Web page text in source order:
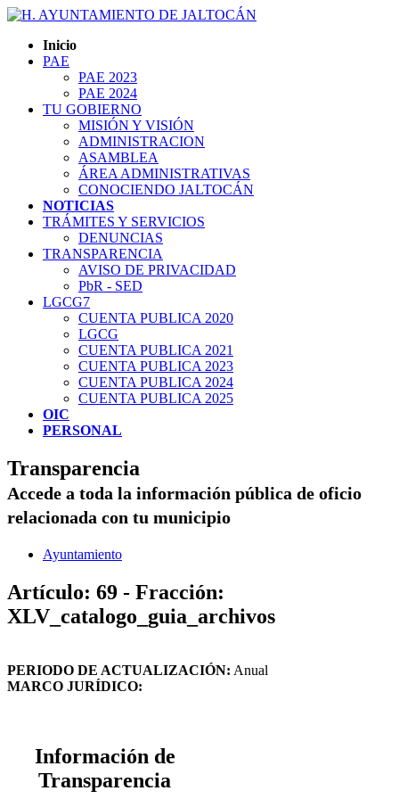
Inicio
PAE
PAE 2023
PAE 2024
TU GOBIERNO
MISIÓN Y VISIÓN
ADMINISTRACION
ASAMBLEA
ÁREA ADMINISTRATIVAS
CONOCIENDO JALTOCÁN
NOTICIAS
TRÁMITES Y SERVICIOS
DENUNCIAS
TRANSPARENCIA
AVISO DE PRIVACIDAD
PbR - SED
LGCG7
CUENTA PUBLICA 2020
LGCG
CUENTA PUBLICA 2021
CUENTA PUBLICA 2023
CUENTA PUBLICA 2024
CUENTA PUBLICA 2025
OIC
PERSONAL
Transparencia
Accede a toda la información pública de oficio
relacionada con tu municipio
Ayuntamiento
Artículo: 69 - Fracción:
XLV_catalogo_guia_archivos
PERIODO DE ACTUALIZACIÓN: Anual
MARCO JURÍDICO:
Información de
Transparencia